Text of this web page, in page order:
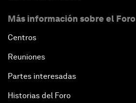
Más información sobre el Foro
Centros
Reuniones
Partes interesadas
Historias del Foro